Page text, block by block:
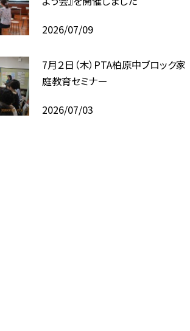
2026/07/09
7月２日（木）PTA柏原中ブロック家
庭教育セミナー
2026/07/03